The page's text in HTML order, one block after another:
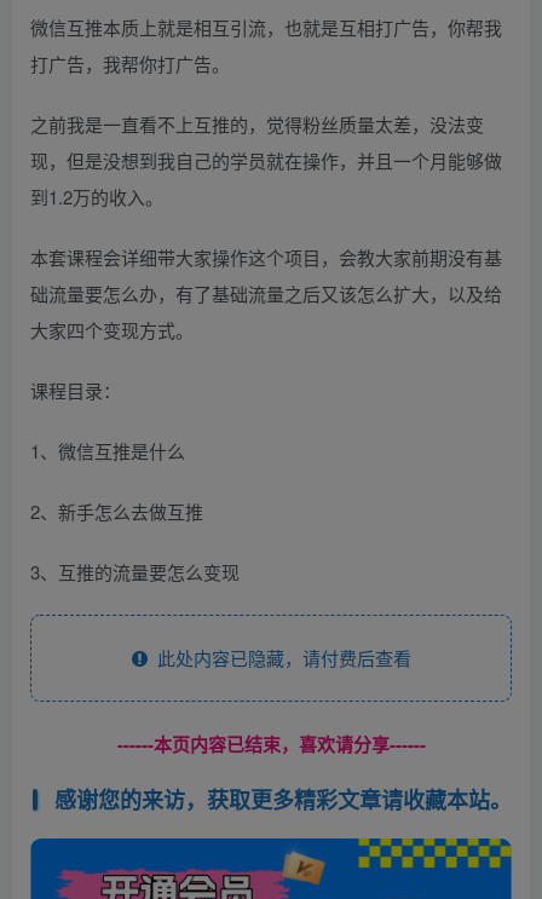
微信互推本质上就是相互引流，也就是互相打广告，你帮我
打广告，我帮你打广告。
之前我是一直看不上互推的，觉得粉丝质量太差，没法变
现，但是没想到我自己的学员就在操作，并且一个月能够做
到1.2万的收入。
本套课程会详细带大家操作这个项目，会教大家前期没有基
础流量要怎么办，有了基础流量之后又该怎么扩大，以及给
大家四个变现方式。
课程目录：
1、微信互推是什么
2、新手怎么去做互推
3、互推的流量要怎么变现
此处内容已隐藏，请付费后查看
------本页内容已结束，喜欢请分享------
感谢您的来访，获取更多精彩文章请收藏本站。